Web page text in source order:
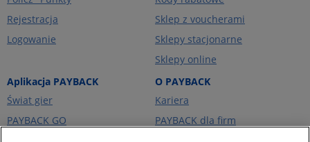
Rejestracja
Logowanie
Sklep z voucherami
Sklepy stacjonarne
Sklepy online
Aplikacja PAYBACK
Świat gier
PAYBACK GO
O PAYBACK
Kariera
PAYBACK dla firm